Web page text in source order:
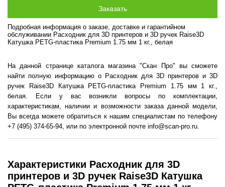
Подробная информация о заказе, доставке и гарантийном
обслуживании Расходник для 3D принтеров и 3D ручек Raise3D
Катушка PETG-пластика Premium 1.75 мм 1 кг., белая
На данной странице каталога магазина "Скан Про" вы сможете
найти полную информацию о Расходник для 3D принтеров и 3D
ручек Raise3D Катушка PETG-пластика Premium 1.75 мм 1 кг.,
белая. Если у вас возникли вопросы по комплектации,
характеристикам, наличии и возможности заказа данной модели,
Вы всегда можете обратиться к нашим специалистам по телефону
+7 (495) 374-65-94, или по электронной почте info@scan-pro.ru.
Характеристики Расходник для 3D
принтеров и 3D ручек Raise3D Катушка